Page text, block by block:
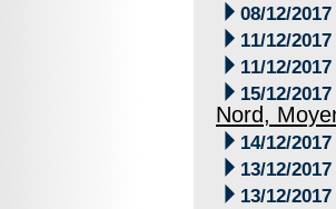
 08/12/2017
 11/12/2017
 11/12/2017
 15/12/2017
Nord,
 14/12/2017
 13/12/2017
 13/12/2017